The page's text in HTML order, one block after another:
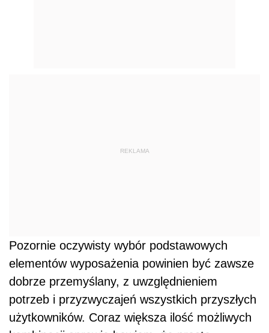
REKLAMA
Pozornie oczywisty wybór podstawowych
elementów wyposażenia powinien być zawsze
dobrze przemyślany, z uwzględnieniem
potrzeb i przyzwyczajeń wszystkich przyszłych
użytkowników. Coraz większa ilość możliwych